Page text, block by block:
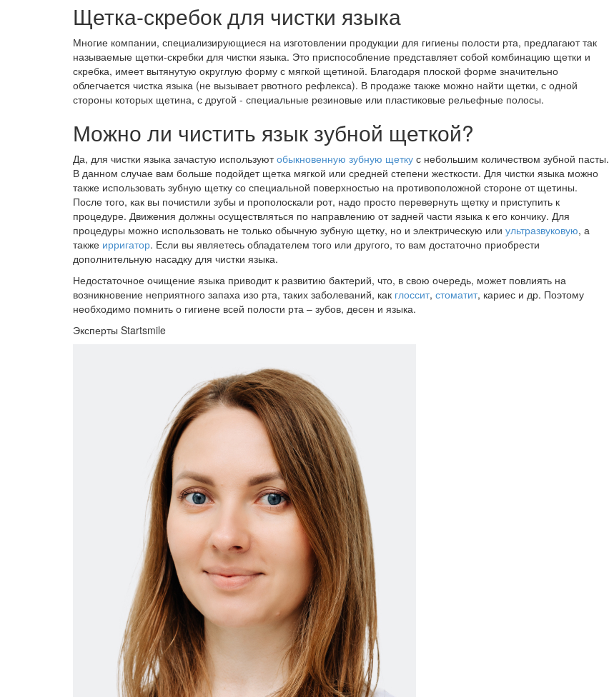
Щетка-скребок для чистки языка
Многие компании, специализирующиеся на изготовлении продукции для гигиены полости рта, предлагают так
называемые щетки-скребки для чистки языка. Это приспособление представляет собой комбинацию щетки и
скребка, имеет вытянутую округлую форму с мягкой щетиной. Благодаря плоской форме значительно
облегчается чистка языка (не вызывает рвотного рефлекса). В продаже также можно найти щетки, с одной
стороны которых щетина, с другой - специальные резиновые или пластиковые рельефные полосы.
Можно ли чистить язык зубной щеткой?
Да, для чистки языка зачастую используютобыкновенную зубную щетку с небольшим количеством зубной пасты.
В данном случае вам больше подойдет щетка мягкой или средней степени жесткости. Для чистки языка можно
также использовать зубную щетку со специальной поверхностью на противоположной стороне от щетины.
После того, как вы почистили зубы и прополоскали рот, надо просто перевернуть щетку и приступить к
процедуре. Движения должны осуществляться по направлению от задней части языка к его кончику. Для
процедуры можно использовать не только обычную зубную щетку, но и электрическую или ультразвуковую, а
также ирригатор. Если вы являетесь обладателем того или другого, то вам достаточно приобрести
дополнительную насадку для чистки языка.
Недостаточное очищение языка приводит к развитию бактерий, что, в свою очередь, может повлиять на
возникновение неприятного запаха изо рта, таких заболеваний, как глоссит, стоматит, кариес и др. Поэтому
необходимо помнить о гигиене всей полости рта – зубов, десен и языка.
Эксперты Startsmile